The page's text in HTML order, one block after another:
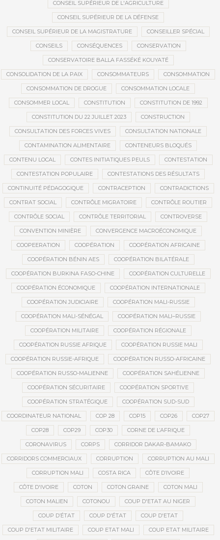
CONSEIL SUPÉRIEUR DE L'AGRICULTURE
CONSEIL SUPÉRIEUR DE LA DÉFENSE
CONSEIL SUPÉRIEUR DE LA MAGISTRATURE CONSEILLER SPÉCIAL
CONSEILS CONSÉQUENCES CONSERVATION
CONSERVATOIRE BALLA FASSÉKÉ KOUYATÉ
CONSOLIDATION DE LA PAIX CONSOMMATEURS CONSOMMATION
CONSOMMATION DE DROGUE CONSOMMATION LOCALE
CONSOMMER LOCAL CONSTITUTION CONSTITUTION DE 1992
CONSTITUTION DU 22 JUILLET 2023 CONSTRUCTION
CONSULTATION DES FORCES VIVES CONSULTATION NATIONALE
CONTAMINATION ALIMENTAIRE CONTENEURS BLOQUÉS
CONTENU LOCAL CONTES INITIATIQUES PEULS CONTESTATION
CONTESTATION POPULAIRE CONTESTATIONS DES RÉSULTATS
CONTINUITÉ PÉDAGOGIQUE CONTRACEPTION CONTRADICTIONS
CONTRAT SOCIAL CONTRÔLE MIGRATOIRE CONTRÔLE ROUTIER
CONTRÔLE SOCIAL CONTRÔLE TERRITORIAL CONTROVERSE
CONVENTION MINIÈRE CONVERGENCE MACROÉCONOMIQUE
COOPEERATION COOPÉRATION COOPÉRATION AFRICAINE
COOPÉRATION BÉNIN AES COOPÉRATION BILATÉRALE
COOPÉRATION BURKINA FASO-CHINE COOPÉRATION CULTURELLE
COOPÉRATION ÉCONOMIQUE COOPÉRATION INTERNATIONALE
COOPÉRATION JUDICIAIRE COOPÉRATION MALI-RUSSIE
COOPÉRATION MALI-SÉNÉGAL COOPÉRATION MALI–RUSSIE
COOPÉRATION MILITAIRE COOPÉRATION RÉGIONALE
COOPÉRATION RUSSIE AFRIQUE COOPÉRATION RUSSIE MALI
COOPÉRATION RUSSIE-AFRIQUE COOPÉRATION RUSSO-AFRICAINE
COOPÉRATION RUSSO-MALIENNE COOPÉRATION SAHÉLIENNE
COOPÉRATION SÉCURITAIRE COOPÉRATION SPORTIVE
COOPÉRATION STRATÉGIQUE COOPÉRATION SUD-SUD
COORDINATEUR NATIONAL COP 28 COP15 COP26 COP27
COP28 COP29 COP30 CORNE DE L’AFRIQUE
CORONAVIRUS CORPS CORRIDOR DAKAR-BAMAKO
CORRIDORS COMMERCIAUX CORRUPTION CORRUPTION AU MALI
CORRUPTION MALI COSTA RICA CÔTE D’IVOIRE
CÔTE D'IVOIRE COTON COTON GRAINE COTON MALI
COTON MALIEN COTONOU COUP D'ETAT AU NIGER
COUP D’ÉTAT COUP D'ÉTAT COUP D'ETAT
COUP D'ETAT MILITAIRE COUP ETAT MALI COUP ETAT MILITAIRE